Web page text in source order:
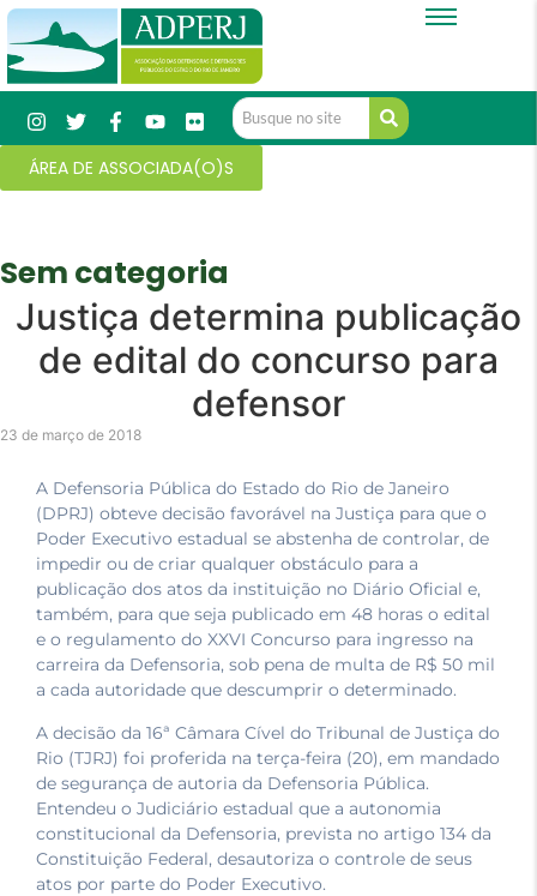
ÁREA DE ASSOCIADA(O)S
Sem categoria
Justiça determina publicação
de edital do concurso para
defensor
23 de março de 2018
A Defensoria Pública do Estado do Rio de Janeiro
(DPRJ) obteve decisão favorável na Justiça para que o
Poder Executivo estadual se abstenha de controlar, de
impedir ou de criar qualquer obstáculo para a
publicação dos atos da instituição no Diário Oficial e,
também, para que seja publicado em 48 horas o edital
e o regulamento do XXVI Concurso para ingresso na
carreira da Defensoria, sob pena de multa de R$ 50 mil
a cada autoridade que descumprir o determinado.
A decisão da 16ª Câmara Cível do Tribunal de Justiça do
Rio (TJRJ) foi proferida na terça-feira (20), em mandado
de segurança de autoria da Defensoria Pública.
Entendeu o Judiciário estadual que a autonomia
constitucional da Defensoria, prevista no artigo 134 da
Constituição Federal, desautoriza o controle de seus
atos por parte do Poder Executivo.